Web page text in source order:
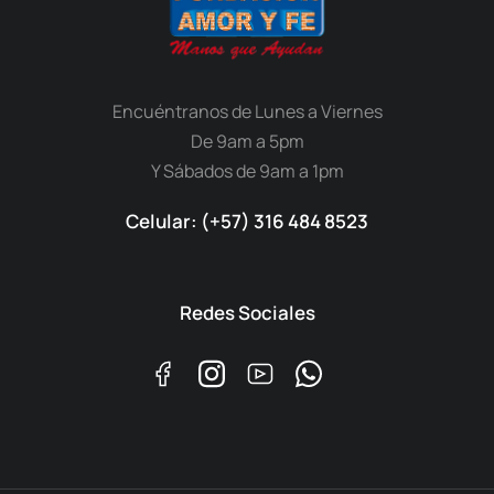
Encuéntranos de Lunes a Viernes
De 9am a 5pm
Y Sábados de 9am a 1pm
Celular: (+57) 316 484 8523
Redes Sociales